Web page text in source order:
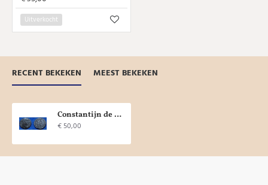
Uitverkocht
RECENT BEKEKEN MEEST BEKEKEN
Constantijn de Grote- GLORIA ROMANORUM zeldzame keerzijde (AU1834)
€ 50,00